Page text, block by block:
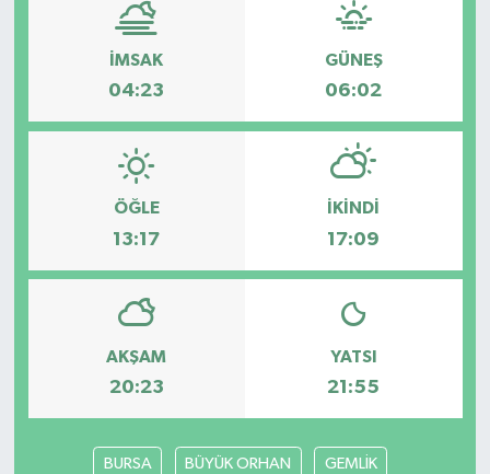
İMSAK
04:23
GÜNEŞ
06:02
ÖĞLE
13:17
İKINDI
17:09
AKŞAM
20:23
YATSI
21:55
BURSA BÜYÜK ORHAN GEMLİK
Haberde İnsan
Kültür-Sanat
Magazin
Podcast
Politika
Siyaset
Yerel